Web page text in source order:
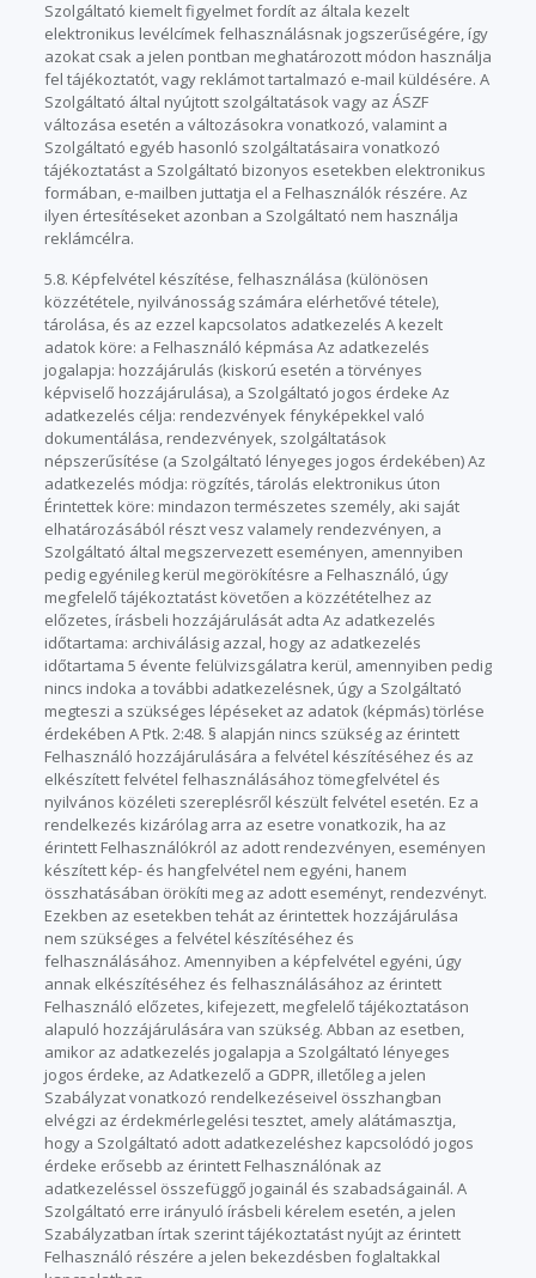
Szolgáltató kiemelt figyelmet fordít az általa kezelt
elektronikus levélcímek felhasználásnak jogszerűségére, így
azokat csak a jelen pontban meghatározott módon használja
fel tájékoztatót, vagy reklámot tartalmazó e-mail küldésére. A
Szolgáltató által nyújtott szolgáltatások vagy az ÁSZF
változása esetén a változásokra vonatkozó, valamint a
Szolgáltató egyéb hasonló szolgáltatásaira vonatkozó
tájékoztatást a Szolgáltató bizonyos esetekben elektronikus
formában, e-mailben juttatja el a Felhasználók részére. Az
ilyen értesítéseket azonban a Szolgáltató nem használja
reklámcélra.
5.8. Képfelvétel készítése, felhasználása (különösen
közzététele, nyilvánosság számára elérhetővé tétele),
tárolása, és az ezzel kapcsolatos adatkezelés A kezelt
adatok köre: a Felhasználó képmása Az adatkezelés
jogalapja: hozzájárulás (kiskorú esetén a törvényes
képviselő hozzájárulása), a Szolgáltató jogos érdeke Az
adatkezelés célja: rendezvények fényképekkel való
dokumentálása, rendezvények, szolgáltatások
népszerűsítése (a Szolgáltató lényeges jogos érdekében) Az
adatkezelés módja: rögzítés, tárolás elektronikus úton
Érintettek köre: mindazon természetes személy, aki saját
elhatározásából részt vesz valamely rendezvényen, a
Szolgáltató által megszervezett eseményen, amennyiben
pedig egyénileg kerül megörökítésre a Felhasználó, úgy
megfelelő tájékoztatást követően a közzétételhez az
előzetes, írásbeli hozzájárulását adta Az adatkezelés
időtartama: archiválásig azzal, hogy az adatkezelés
időtartama 5 évente felülvizsgálatra kerül, amennyiben pedig
nincs indoka a további adatkezelésnek, úgy a Szolgáltató
megteszi a szükséges lépéseket az adatok (képmás) törlése
érdekében A Ptk. 2:48. § alapján nincs szükség az érintett
Felhasználó hozzájárulására a felvétel készítéséhez és az
elkészített felvétel felhasználásához tömegfelvétel és
nyilvános közéleti szereplésről készült felvétel esetén. Ez a
rendelkezés kizárólag arra az esetre vonatkozik, ha az
érintett Felhasználókról az adott rendezvényen, eseményen
készített kép- és hangfelvétel nem egyéni, hanem
összhatásában örökíti meg az adott eseményt, rendezvényt.
Ezekben az esetekben tehát az érintettek hozzájárulása
nem szükséges a felvétel készítéséhez és
felhasználásához. Amennyiben a képfelvétel egyéni, úgy
annak elkészítéséhez és felhasználásához az érintett
Felhasználó előzetes, kifejezett, megfelelő tájékoztatáson
alapuló hozzájárulására van szükség. Abban az esetben,
amikor az adatkezelés jogalapja a Szolgáltató lényeges
jogos érdeke, az Adatkezelő a GDPR, illetőleg a jelen
Szabályzat vonatkozó rendelkezéseivel összhangban
elvégzi az érdekmérlegelési tesztet, amely alátámasztja,
hogy a Szolgáltató adott adatkezeléshez kapcsolódó jogos
érdeke erősebb az érintett Felhasználónak az
adatkezeléssel összefüggő jogainál és szabadságainál. A
Szolgáltató erre irányuló írásbeli kérelem esetén, a jelen
Szabályzatban írtak szerint tájékoztatást nyújt az érintett
Felhasználó részére a jelen bekezdésben foglaltakkal